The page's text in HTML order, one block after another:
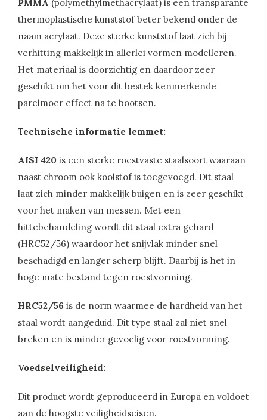
PMMA (polymethylmethacrylaat) is een transparante
thermoplastische kunststof beter bekend onder de
naam acrylaat. Deze sterke kunststof laat zich bij
verhitting makkelijk in allerlei vormen modelleren.
Het materiaal is doorzichtig en daardoor zeer
geschikt om het voor dit bestek kenmerkende
parelmoer effect na te bootsen.
Technische informatie lemmet:
AISI 420 is een sterke roestvaste staalsoort waaraan
naast chroom ook koolstof is toegevoegd. Dit staal
laat zich minder makkelijk buigen en is zeer geschikt
voor het maken van messen. Met een
hittebehandeling wordt dit staal extra gehard
(HRC52/56) waardoor het snijvlak minder snel
beschadigd en langer scherp blijft. Daarbij is het in
hoge mate bestand tegen roestvorming.
HRC52/56 is de norm waarmee de hardheid van het
staal wordt aangeduid. Dit type staal zal niet snel
breken en is minder gevoelig voor roestvorming.
Voedselveiligheid:
Dit product wordt geproduceerd in Europa en voldoet
aan de hoogste veiligheidseisen.